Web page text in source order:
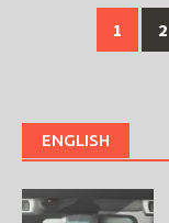
navigation1 2
ENGLISH